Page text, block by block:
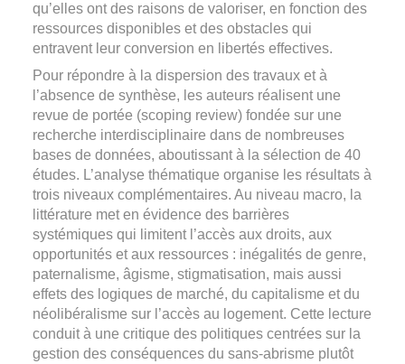
qu’elles ont des raisons de valoriser, en fonction des
ressources disponibles et des obstacles qui
entravent leur conversion en libertés effectives.
Pour répondre à la dispersion des travaux et à
l’absence de synthèse, les auteurs réalisent une
revue de portée (scoping review) fondée sur une
recherche interdisciplinaire dans de nombreuses
bases de données, aboutissant à la sélection de 40
études. L’analyse thématique organise les résultats à
trois niveaux complémentaires. Au niveau macro, la
littérature met en évidence des barrières
systémiques qui limitent l’accès aux droits, aux
opportunités et aux ressources : inégalités de genre,
paternalisme, âgisme, stigmatisation, mais aussi
effets des logiques de marché, du capitalisme et du
néolibéralisme sur l’accès au logement. Cette lecture
conduit à une critique des politiques centrées sur la
gestion des conséquences du sans-abrisme plutôt